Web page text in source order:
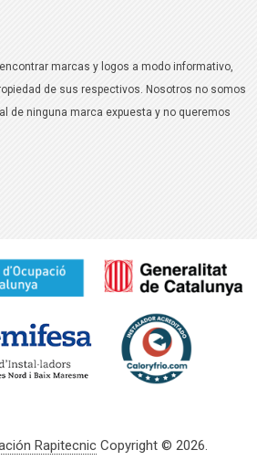
marcas y logos a modo informativo,
de sus respectivos. Nosotros no somos
de ninguna marca expuesta y no queremos
RapitecnicCopyright © 2026.